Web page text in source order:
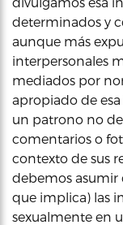
determinados y
aunque más
interpersonales
mediados por
apropiado de
un patrono no
comentarios o
contexto de sus
debemos asumir
que implica) las
sexualmente en